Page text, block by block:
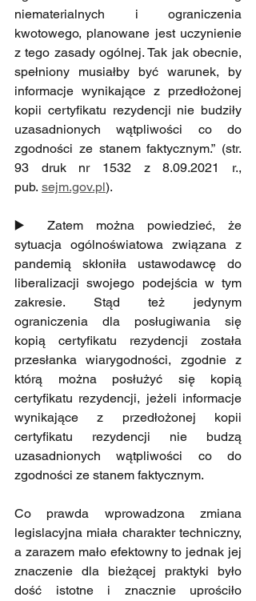
niematerialnych i ograniczenia
kwotowego, planowane jest uczynienie
z tego zasady ogólnej. Tak jak obecnie,
spełniony musiałby być warunek, by
informacje wynikające z przedłożonej
kopii certyfikatu rezydencji nie budziły
uzasadnionych wątpliwości co do
zgodności ze stanem faktycznym.” (str.
93 druk nr 1532 z 8.09.2021 r.,
pub. sejm.gov.pl).
▶️ Zatem można powiedzieć, że
sytuacja ogólnoświatowa związana z
pandemią skłoniła ustawodawcę do
liberalizacji swojego podejścia w tym
zakresie. Stąd też jedynym
ograniczenia dla posługiwania się
kopią certyfikatu rezydencji została
przesłanka wiarygodności, zgodnie z
którą można posłużyć się kopią
certyfikatu rezydencji, jeżeli informacje
wynikające z przedłożonej kopii
certyfikatu rezydencji nie budzą
uzasadnionych wątpliwości co do
zgodności ze stanem faktycznym.
Co prawda wprowadzona zmiana
legislacyjna miała charakter techniczny,
a zarazem mało efektowny to jednak jej
znaczenie dla bieżącej praktyki było
dość istotne i znacznie uprościło